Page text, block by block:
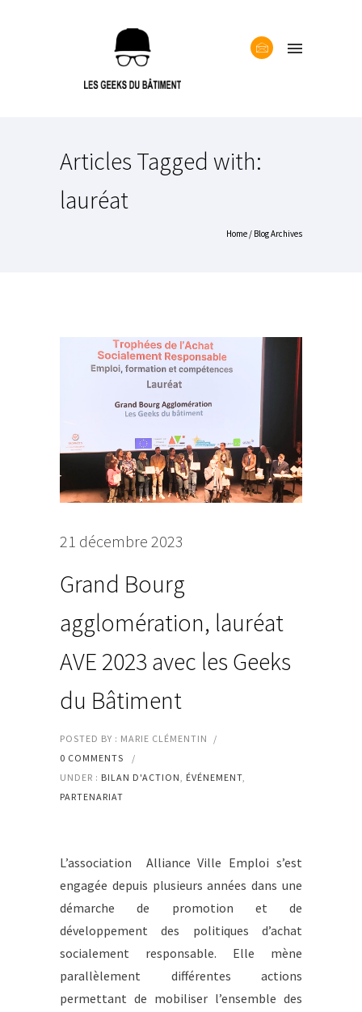
Articles Tagged with:
lauréat
Home / Blog Archives
21 décembre 2023
Grand Bourg
agglomération, lauréat
AVE 2023 avec les Geeks
du Bâtiment
POSTED BY : MARIE CLÉMENTIN
/
0 COMMENTS
/
UNDER : BILAN D'ACTION, ÉVÉNEMENT,
PARTENARIAT
L’association Alliance Ville Emploi s’est
engagée depuis plusieurs années dans une
démarche de promotion et de
développement des politiques d’achat
socialement responsable. Elle mène
parallèlement différentes actions
permettant de mobiliser l’ensemble des